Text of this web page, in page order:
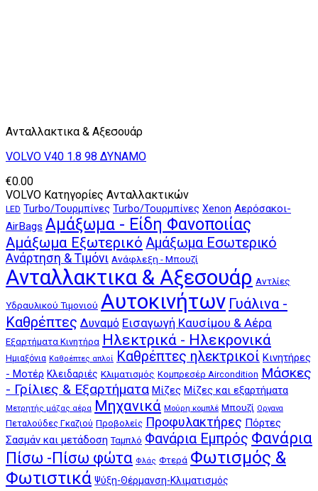
Ανταλλακτικα & Αξεσουάρ
VOLVO V40 1.8 98 ΔΥΝΑΜΟ
€0.00
VOLVO Κατηγορίες Ανταλλακτικών
LED Turbo/Τουρμπίνες Turbo/Τουρμπίνες Xenon Αερόσακοι-
AirBags Αμάξωμα - Είδη Φανοποιίας
Αμάξωμα Εξωτερικό Αμάξωμα Εσωτερικό
Ανάρτηση & Τιμόνι Ανάφλεξη - Μπουζί
Ανταλλακτικα & Αξεσουάρ Αντλίες
Υδραυλικού Τιμονιού Αυτοκινήτων Γυάλινα -
Καθρέπτες Δυναμό Εισαγωγή Καυσίμου & Αέρα
Εξαρτήματα Κινητήρα Ηλεκτρικά - Ηλεκρονικά
Ημιαξόνια Καθρέπτες απλοί Καθρέπτες ηλεκτρικοί Κινητήρες
- Μοτέρ Κλειδαριές Κλιματισμός Κομπρεσέρ Aircondition Μάσκες
- Γρίλιες & Εξαρτήματα Μίζες Μίζες και εξαρτήματα
Μετρητής μάζας αέρα Μηχανικά Μούρη κομπλέ Μπουζί Οργανα
Πεταλούδες Γκαζιού Προβολείς Προφυλακτήρες Πόρτες
Σασμάν και μετάδοση Ταμπλό Φανάρια Εμπρός Φανάρια
Πίσω -Πίσω φώτα Φλάς Φτερά Φωτισμός &
Φωτιστικά Ψύξη-Θέρμανση-Κλιματισμός